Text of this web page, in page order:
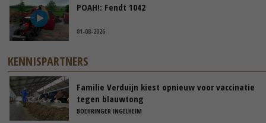
POAH!: Fendt 1042
01-08-2026
KENNISPARTNERS
Familie Verduijn kiest opnieuw voor vaccinatie
tegen blauwtong
BOEHRINGER INGELHEIM